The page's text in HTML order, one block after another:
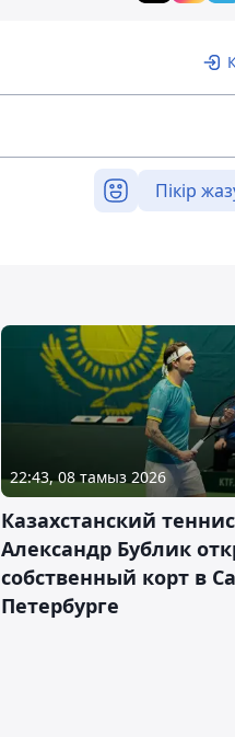
Пікір
22:43, 08 тамыз 2026
Казахстанский
Александр Бублик
собственный корт в
Петербурге